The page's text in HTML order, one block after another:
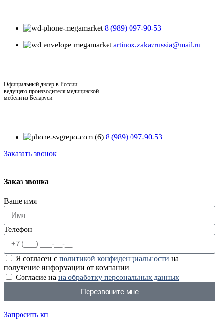
8 (989) 097-90-53
artinox.zakazrussia@mail.ru
Официальный дилер в России
ведущего производителя медицинской
мебели из Беларуси
8 (989) 097-90-53
Заказать звонок
Заказ звонка
Ваше имя
Телефон
Я согласен с политикой конфиденциальности на
получение информации от компании
Согласие на на обработку персональных данных
Перезвоните мне
Запросить кп